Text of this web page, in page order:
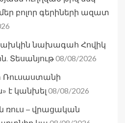
բոլոր գերիների ազատ
նախագահ Հովիկ
Տեսանյութ08/08/2026
Ռուսաստանի
է կանխել 08/08/2026
ռուս – վրացական